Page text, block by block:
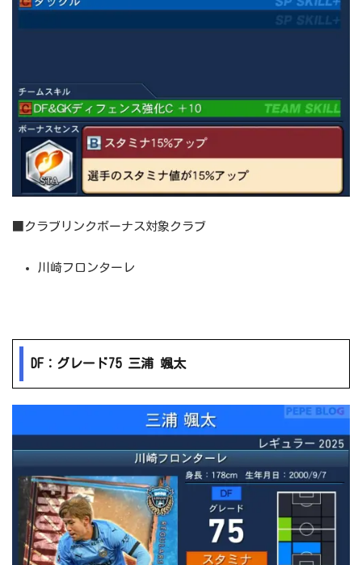
■クラブリンクボーナス対象クラブ
川崎フロンターレ
DF：グレード75 三浦 颯太